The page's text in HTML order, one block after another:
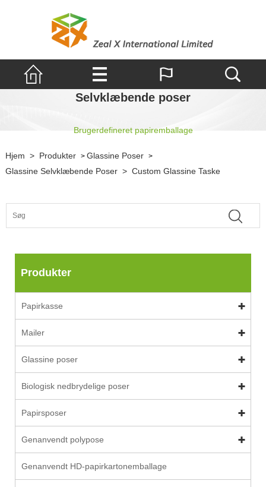
Selvklæbende poser
Brugerdefineret papiremballage
Hjem > Produkter > Glassine Poser >
Glassine Selvklæbende Poser > Custom Glassine Taske
Produkter
Papirkasse
Mailer
Glassine poser
Biologisk nedbrydelige poser
Papirsposer
Genanvendt polypose
Genanvendt HD-papirkartonemballage